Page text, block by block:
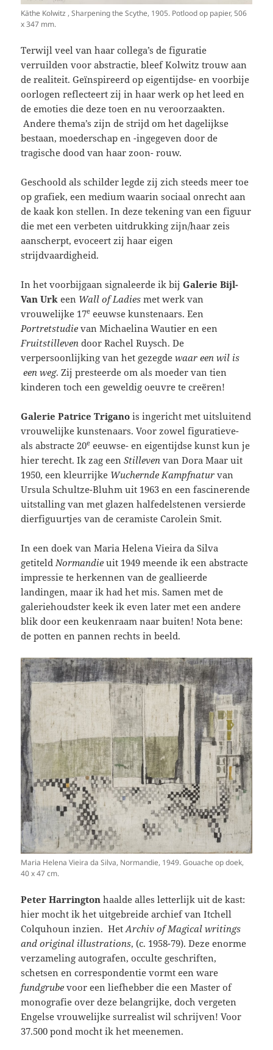
Käthe Kolwitz , Sharpening the Scythe, 1905. Potlood op papier, 506
x 347 mm.
Terwijl veel van haar collega’s de figuratie
verruilden voor abstractie, bleef Kolwitz trouw aan
de realiteit. Geïnspireerd op eigentijdse- en voorbije
oorlogen reflecteert zij in haar werk op het leed en
de emoties die deze toen en nu veroorzaakten.
Andere thema’s zijn de strijd om het dagelijkse
bestaan, moederschap en -ingegeven door de
tragische dood van haar zoon- rouw.
Geschoold als schilder legde zij zich steeds meer toe
op grafiek, een medium waarin sociaal onrecht aan
de kaak kon stellen. In deze tekening van een figuur
die met een verbeten uitdrukking zijn/haar zeis
aanscherpt, evoceert zij haar eigen
strijdvaardigheid.
In het voorbijgaan signaleerde ik bijGalerie Bijl-
Van Urk een Wall of Ladies met werk van
vrouwelijke 17e eeuwse kunstenaars. Een
Portretstudie van Michaelina Wautier en een
Fruitstilleven door Rachel Ruysch. De
verpersoonlijking van het gezegdewaar een wil is
een weg. Zij presteerde om als moeder van tien
kinderen toch een geweldig oeuvre te creëren!
Galerie Patrice Trigano is ingericht met uitsluitend
vrouwelijke kunstenaars. Voor zowel figuratieve-
als abstracte 20e eeuwse- en eigentijdse kunst kun je
hier terecht. Ik zag eenStilleven van Dora Maar uit
1950, een kleurrijke Wuchernde Kampfnatur van
Ursula Schultze-Bluhm uit 1963 en een fascinerende
uitstalling van met glazen halfedelstenen versierde
dierfiguurtjes van de ceramiste Carolein Smit.
In een doek van Maria Helena Vieira da Silva
getiteld Normandie uit 1949 meende ik een abstracte
impressie te herkennen van de geallieerde
landingen, maar ik had het mis. Samen met de
galeriehoudster keek ik even later met een andere
blik door een keukenraam naar buiten! Nota bene:
de potten en pannen rechts in beeld.
Maria Helena Vieira da Silva, Normandie, 1949. Gouache op doek,
40 x 47 cm.
Peter Harringtonhaalde alles letterlijk uit de kast:
hier mocht ik het uitgebreide archief van Itchell
Colquhoun inzien. HetArchiv of Magical writings
and original illustrations, (c. 1958-79). Deze enorme
verzameling autografen, occulte geschriften,
schetsen en correspondentie vormt een ware
fundgrube voor een liefhebber die een Master of
monografie over deze belangrijke, doch vergeten
Engelse vrouwelijke surrealist wil schrijven! Voor
37.500 pond mocht ik het meenemen.